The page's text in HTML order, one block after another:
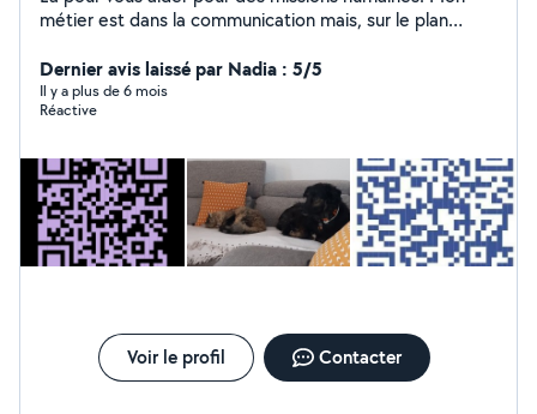
métier est dans la communication mais, sur le plan
et vos enfants.
Dernier avis laissé par Nadia : 5/5
Il y a plus de 6 mois
Réactive
Voir le profil Contacter